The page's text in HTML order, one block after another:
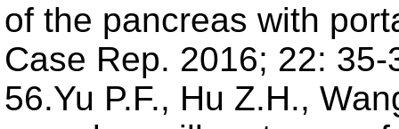
of the pancreas with
Case Rep. 2016; 22: 35-
56.Yu P.F., Hu Z.H.,